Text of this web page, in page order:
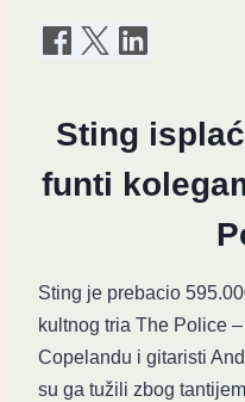
Sting
funti
Sting je prebacio
kultnog tria The Police
Copelandu i gitaristi
su ga tužili zbog